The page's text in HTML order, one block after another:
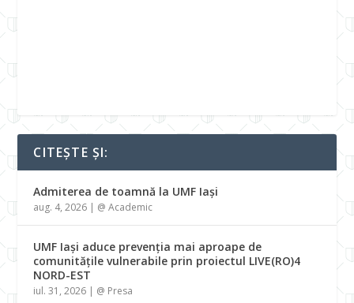
CITEȘTE ȘI:
Admiterea de toamnă la UMF Iași
aug. 4, 2026 | @ Academic
UMF Iași aduce prevenția mai aproape de
comunitățile vulnerabile prin proiectul LIVE(RO)4
NORD-EST
iul. 31, 2026 | @ Presa